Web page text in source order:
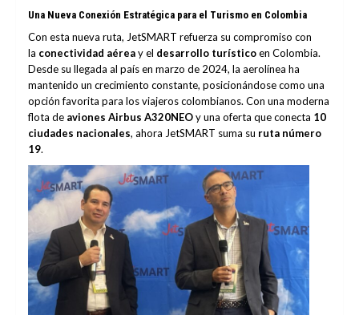
Una Nueva Conexión Estratégica para el Turismo en Colombia
Con esta nueva ruta, JetSMART refuerza su compromiso con
la conectividad aéreay el desarrollo turísticoen Colombia.
Desde su llegada al país en marzo de 2024, la aerolínea ha
mantenido un crecimiento constante, posicionándose como una
opción favorita para los viajeros colombianos. Con una moderna
flota de aviones Airbus A320NEOy una oferta que conecta 10
ciudades nacionales, ahora JetSMART suma su ruta número
19.